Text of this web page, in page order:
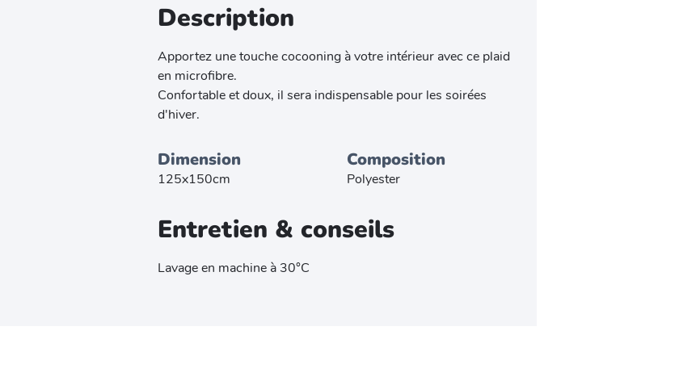
Description
Apportez une touche cocooning à votre intérieur avec ce plaid
en microfibre.
Confortable et doux, il sera indispensable pour les soirées
d'hiver.
Dimension
125x150cm
Composition
Polyester
Entretien & conseils
Lavage en machine à 30°C